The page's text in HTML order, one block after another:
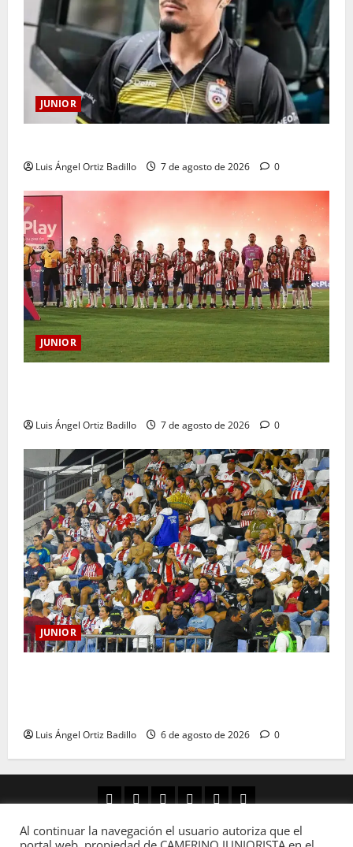
JUNIOR
Luis Ángel Ortiz Badillo 7 de agosto de 2026 0
JUNIOR
Luis Ángel Ortiz Badillo 7 de agosto de 2026 0
JUNIOR
Luis Ángel Ortiz Badillo 6 de agosto de 2026 0
Copyright © Todos los derechos reservados
Al continuar la navegación el usuario autoriza que el